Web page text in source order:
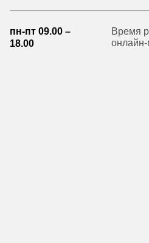
пн-пт 09.00 –
18.00
Время